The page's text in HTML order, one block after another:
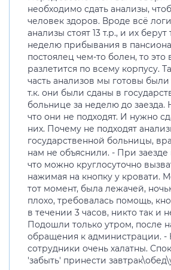
необходимо сдать анализы,
человек здоров. Вроде всё
анализы стоят 13 т.р., и их
неделю прибывания в
постоялец чем-то болен, то это
разлетится по всему корпусу.
часть анализов мы готовы были
т.к. они были сданы в
больнице за неделю до заезда.
что они не подходят. И нужно
них. Почему не подходят
государственной больницы,
нам не объяснили. - При заезде
что можно круглосуточно
нажимая на кнопку у кровати.
тот момент, была лежачей,
плохо, требовалась помощь,
в течении 3 часов, никто так и
Подошли только утром, после
обращения к администрации. -
сотрудники очень халатны.
'забыть' принести